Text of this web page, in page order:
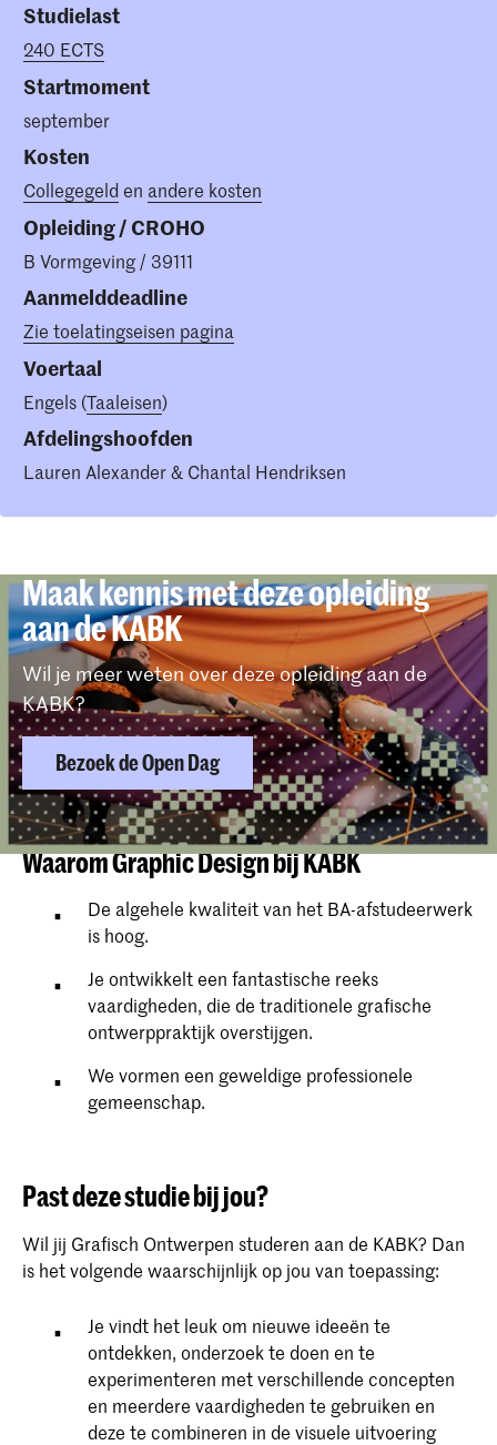
Studielast
240 ECTS
Startmoment
september
Kosten
Collegegelden andere kosten
Opleiding / CROHO
B Vormgeving / 39111
Aanmelddeadline
Zie toelatingseisen pagina
Voertaal
Engels (Taaleisen)
Afdelingshoofden
Lauren Alexander & Chantal Hendriksen
Maak kennis met deze opleiding
aan de KABK
Wil je meer weten over deze opleiding aan de
KABK?
Bezoek de Open Dag
Waarom Graphic Design bij KABK
De algehele kwaliteit van het BA-afstudeerwerk
is hoog.
Je ontwikkelt een fantastische reeks
vaardigheden, die de traditionele grafische
ontwerppraktijk overstijgen.
We vormen een geweldige professionele
gemeenschap.
Past deze studie bij jou?
Wil jij Grafisch Ontwerpen studeren aan de KABK? Dan
is het volgende waarschijnlijk op jou van toepassing:
Je vindt het leuk om nieuwe ideeën te
ontdekken, onderzoek te doen en te
experimenteren met verschillende concepten
en meerdere vaardigheden te gebruiken en
deze te combineren in de visuele uitvoering